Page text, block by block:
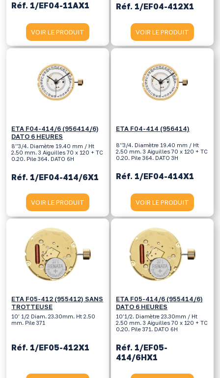
Réf. 1/EF04-11AX1
VOIR LE PRODUIT
Réf. 1/EF04-412X1
VOIR LE PRODUIT
ETA F04-414/6 (956414/6)
DATO 6 HEURES
8’’3/4. Diamètre 19.40 mm / Ht
2.50 mm. 3 Aiguilles 70 x 120 + TC
0.20. Pile 364. DATO 6H
Réf. 1/EF04-414/6X1
VOIR LE PRODUIT
ETA F04-414 (956414)
8’’3/4. Diamètre 19.40 mm / Ht
2.50 mm. 3 Aiguilles 70 x 120 + TC
0.20. Pile 364. DATO 3H
Réf. 1/EF04-414X1
VOIR LE PRODUIT
ETA F05-412 (955412) SANS
TROTTEUSE
10’ 1/2 Diam. 23.30mm. Ht 2.50
mm. Pile 371
Réf. 1/EF05-412X1
ETA F05-414/6 (955414/6)
DATO 6 HEURES
10’1/2. Diamètre 23.30mm / Ht
2.50 mm. 3 Aiguilles 70 x 120 + TC
0.20. Pile 371. DATO 6H
Réf. 1/EF05-
414/6HX1